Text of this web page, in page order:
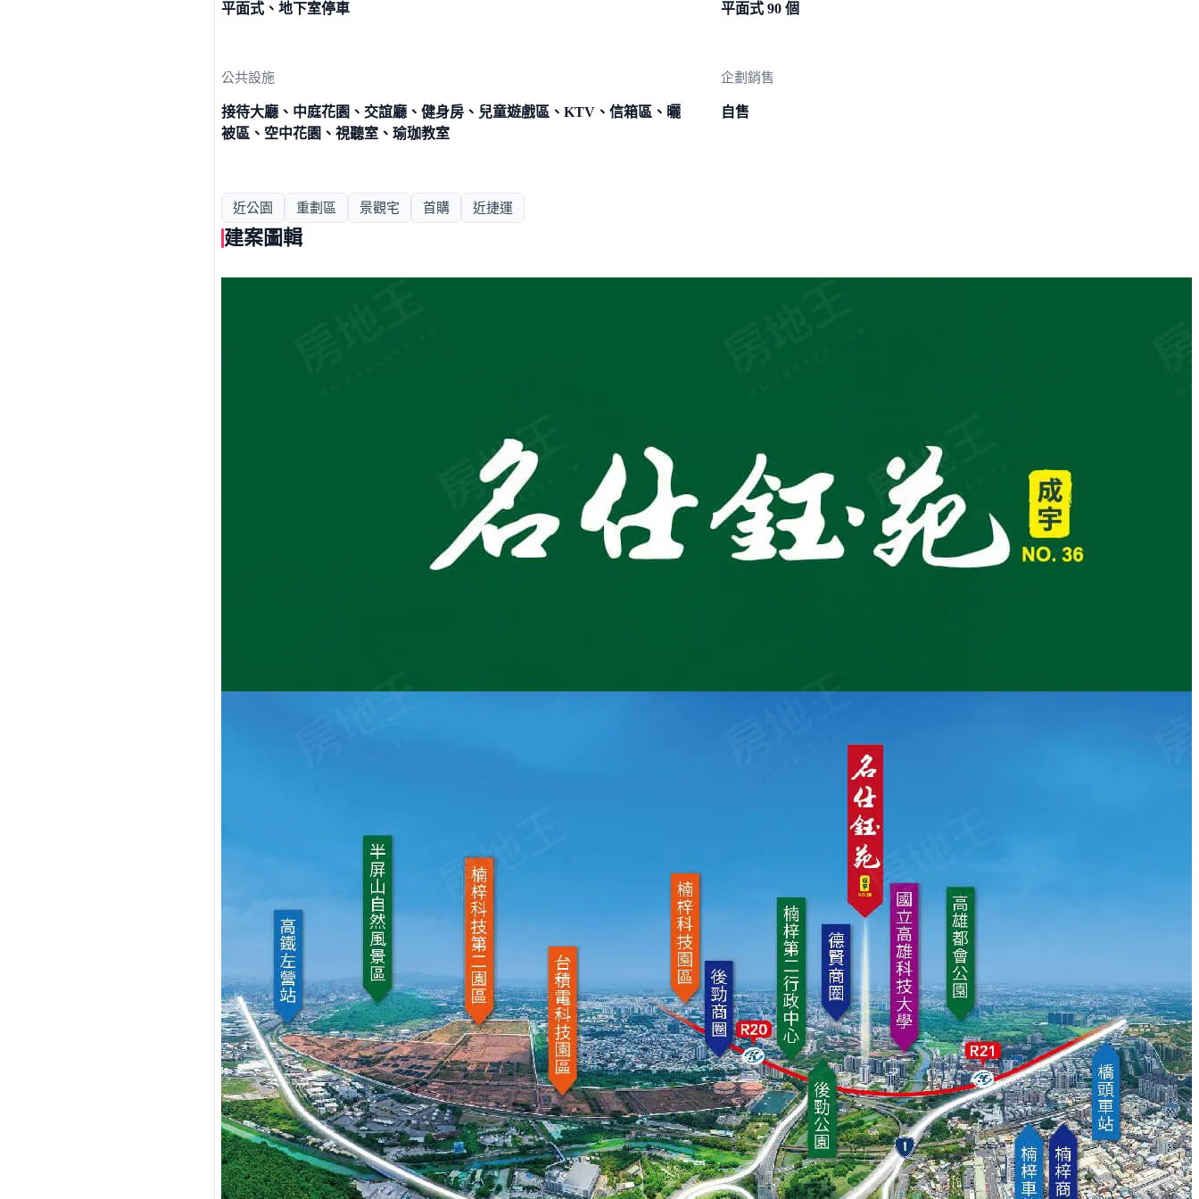
平面式、地下室停車 平面式 90 個
公共設施
接待大廳、中庭花園、交誼廳、健身房、兒童遊戲區、KTV、信箱區、曬
被區、空中花園、視聽室、瑜珈教室
企劃銷售
自售
近公園 重劃區 景觀宅 首購 近捷運
建案圖輯